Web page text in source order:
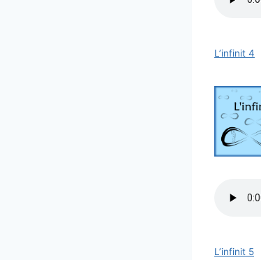
L’infinit 4
L’infinit 5